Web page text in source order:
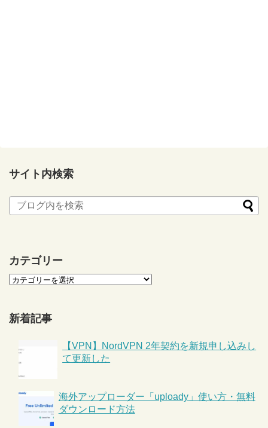
サイト内検索
カテゴリー
新着記事
【VPN】NordVPN 2年契約を新規申し込みし
て更新した
海外アップローダー「uploady」使い方・無料
ダウンロード方法